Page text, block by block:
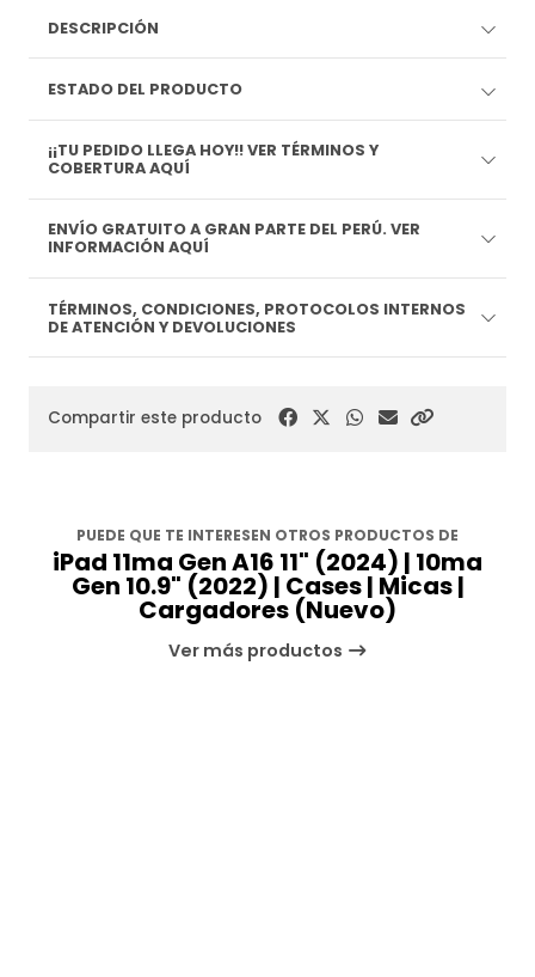
DESCRIPCIÓN
ESTADO DEL PRODUCTO
¡¡TU PEDIDO LLEGA HOY!! VER TÉRMINOS Y
COBERTURA AQUÍ
ENVÍO GRATUITO A GRAN PARTE DEL PERÚ. VER
INFORMACIÓN AQUÍ
TÉRMINOS, CONDICIONES, PROTOCOLOS INTERNOS
DE ATENCIÓN Y DEVOLUCIONES
Compartir este producto
PUEDE QUE TE INTERESEN OTROS PRODUCTOS DE
iPad 11ma Gen A16 11" (2024) | 10ma
Gen 10.9" (2022) | Cases | Micas |
Cargadores (Nuevo)
Ver más productos